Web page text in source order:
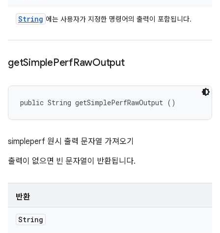
String 에는 사용자가 지정한 명령어의 출력이 포함됩니다.
getSimplePerfRawOutput
public String getSimplePerfRawOutput ()
simpleperf 원시 출력 문자열 가져오기
출력이 없으면 빈 문자열이 반환됩니다.
반환
String